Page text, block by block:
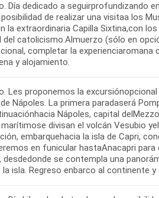
Día dedicado a seguirprofundizando
de realizar una visitaa los
la extraordinaria Capilla Sixtina,con
del catolicismo.Almuerzo (sólo en
completar la experienciaromana
y alojamiento.
Les proponemos la
Nápoles. La primera paradaserá
Nápoles, capital
divisan el volcán Vesubio
embarquehacia la isla de Capri,
en funicular hastaAnacapri
desdedonde se contempla una
la isla. Regreso enbarco al continente